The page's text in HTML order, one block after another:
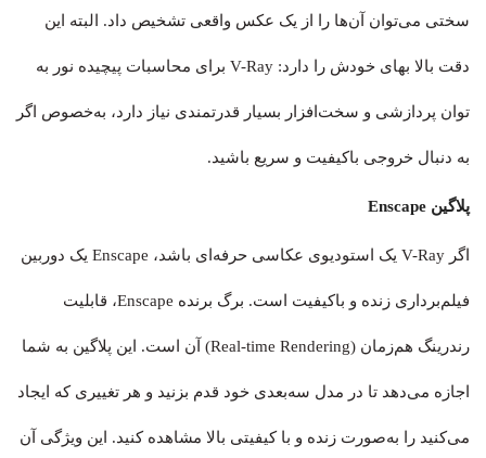
سختی می‌توان آن‌ها را از یک عکس واقعی تشخیص داد. البته این
دقت بالا بهای خودش را دارد: V-Ray برای محاسبات پیچیده نور به
توان پردازشی و سخت‌افزار بسیار قدرتمندی نیاز دارد، به‌خصوص اگر
به دنبال خروجی باکیفیت و سریع باشید.
پلاگین Enscape
اگر V-Ray یک استودیوی عکاسی حرفه‌ای باشد، Enscape یک دوربین
فیلم‌برداری زنده و باکیفیت است. برگ برنده Enscape، قابلیت
رندرینگ هم‌زمان (Real-time Rendering) آن است. این پلاگین به شما
اجازه می‌دهد تا در مدل سه‌بعدی خود قدم بزنید و هر تغییری که ایجاد
می‌کنید را به‌صورت زنده و با کیفیتی بالا مشاهده کنید. این ویژگی آن